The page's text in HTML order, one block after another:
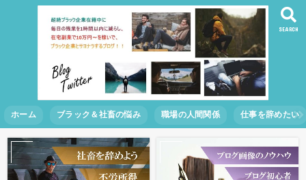
SEARCH
ホーム ブラック＆社畜の悩み 職場の人間関係 仕事を辞めたい